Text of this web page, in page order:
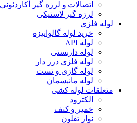
اتصالات و لرزه گیر آکاردئونی
لرزه گیر لاستیکی
لوله فلزی
خرید لوله گالوانیزه
لوله API
لوله داربستی
لوله فلزی درز دار
لوله گازی و تست
لوله مانیسمان
متعلقات لوله کشی
الکترود
خمیر و کنف
نوار تفلون